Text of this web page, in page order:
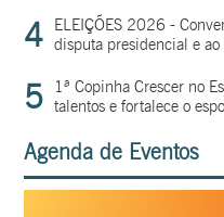
4
ELEIÇÕES 2026 -
disputa presidencial e
5
1ª Copinha Crescer no
talentos e fortalece o
Agenda de Eventos